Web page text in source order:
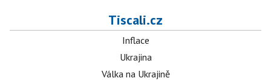
Tiscali.cz
Inflace
Ukrajina
Válka na Ukrajině